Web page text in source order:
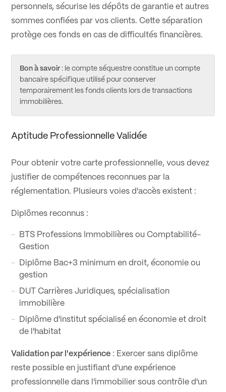
personnels, sécurise les dépôts de garantie et autres
sommes confiées par vos clients. Cette séparation
protège ces fonds en cas de difficultés financières.
Bon à savoir: le compte séquestre constitue un compte
bancaire spécifique utilisé pour conserver
temporairement les fonds clients lors de transactions
immobilières.
Aptitude Professionnelle Validée
Pour obtenir votre carte professionnelle, vous devez
justifier de compétences reconnues par la
réglementation. Plusieurs voies d'accès existent :
Diplômes reconnus :
BTS Professions Immobilières ou Comptabilité-
Gestion
Diplôme Bac+3 minimum en droit, économie ou
gestion
DUT Carrières Juridiques, spécialisation
immobilière
Diplôme d'institut spécialisé en économie et droit
de l'habitat
Validation par l'expérience : Exercer sans diplôme
reste possible en justifiant d'une expérience
professionnelle dans l'immobilier sous contrôle d'un